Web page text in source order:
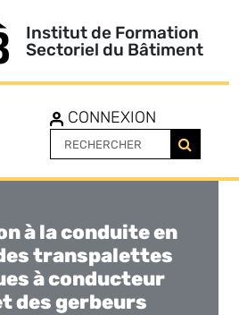
Institut de Formation
Sectoriel du Bâtiment
CONNEXION
à la conduite en
transpalettes
à conducteur
des gerbeurs